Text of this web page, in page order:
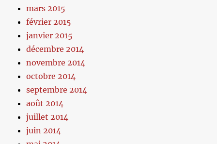
mars 2015
février 2015
janvier 2015
décembre 2014
novembre 2014
octobre 2014
septembre 2014
août 2014
juillet 2014
juin 2014